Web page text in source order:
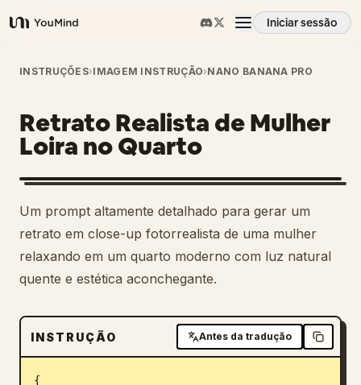
YouMind
Iniciar sessão
Visão geral
Casos de uso
Habilidades
Prompts
Preços
Transferir
INSTRUÇÕES›IMAGEM INSTRUÇÃO›NANO BANANA PRO
Retrato Realista de Mulher
Loira no Quarto
Um prompt altamente detalhado para gerar um
retrato em close-up fotorrealista de uma mulher
relaxando em um quarto moderno com luz natural
quente e estética aconchegante.
INSTRUÇÃO Antes da tradução
{